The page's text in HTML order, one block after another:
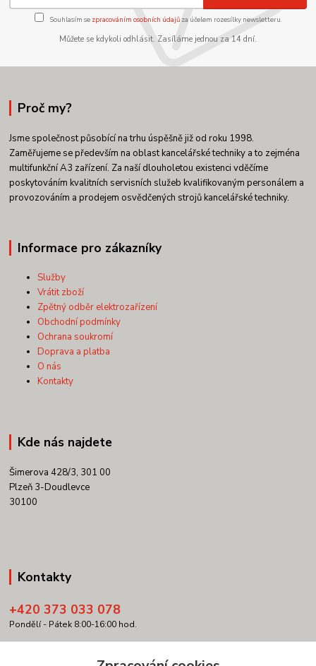
Souhlasím se zpracováním osobních údajůza účelem rozesílky newsletteru.
Můžete se kdykoli odhlásit. Zasíláme jednou za 14 dní.
Proč my?
Jsme společnost působící na trhu úspěšně již od roku 1998.
Zaměřujeme se především na oblast kancelářské techniky a to zejména
multifunkční A3 zařízení. Za naší dlouholetou existenci vděčíme
poskytováním kvalitních servisních služeb kvalifikovaným personálem a
provozováním a prodejem osvědčených strojů kancelářské techniky.
Informace pro zákazníky
Služby
Vrátit zboží
Zpětný odběr elektrozařízení
Obchodní podmínky
Ochrana soukromí
Doprava a platba
O nás
Kontakty
Kde nás najdete
Šimerova 428/3, 301 00
Plzeň 3-Doudlevce
30100
Kontakty
+420 373 033 078
Pondělí - Pátek 8:00-16:00 hod.